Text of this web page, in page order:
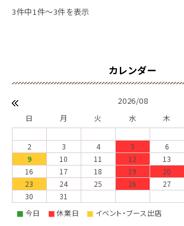
3件中1件～3件を表示
2026/08
日 月 火 水 木
2
3 4 5 6
9
10 11 12 13
16
17 18 19 20
23
24 25 26 27
30
31
■ 今日 ■休業日 ■ イベント・ブース出店